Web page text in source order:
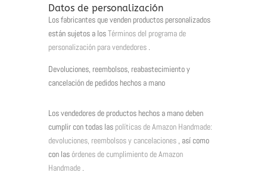
Datos de personalización
Los fabricantes que venden productos personalizados
están sujetos a losTérminos del programa de
personalización para vendedores.
Devoluciones, reembolsos, reabastecimiento y
cancelación de pedidos hechos a mano
Los vendedores de productos hechos a mano deben
cumplir con todas las políticas de Amazon Handmade:
devoluciones, reembolsos y cancelaciones, así como
con las órdenes de cumplimiento de Amazon
Handmade.